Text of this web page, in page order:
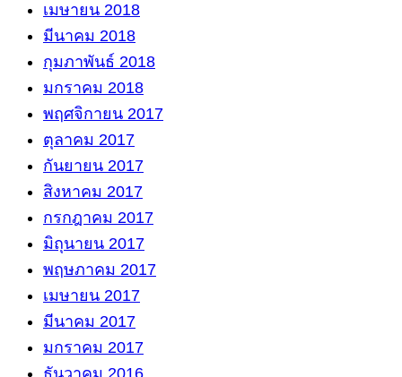
เมษายน 2018
มีนาคม 2018
กุมภาพันธ์ 2018
มกราคม 2018
พฤศจิกายน 2017
ตุลาคม 2017
กันยายน 2017
สิงหาคม 2017
กรกฎาคม 2017
มิถุนายน 2017
พฤษภาคม 2017
เมษายน 2017
มีนาคม 2017
มกราคม 2017